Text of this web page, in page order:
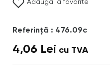
Adaugă la favorite
Referinţă : 476.09c
4,06 Lei cu TVA